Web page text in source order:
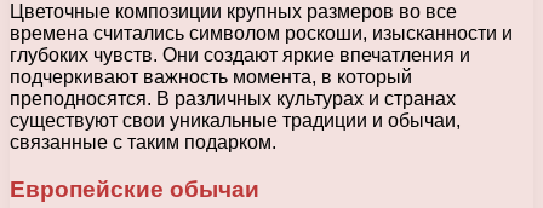
Цветочные композиции крупных размеров во все
времена считались символом роскоши, изысканности и
глубоких чувств. Они создают яркие впечатления и
подчеркивают важность момента, в который
преподносятся. В различных культурах и странах
существуют свои уникальные традиции и обычаи,
связанные с таким подарком.
Европейские обычаи